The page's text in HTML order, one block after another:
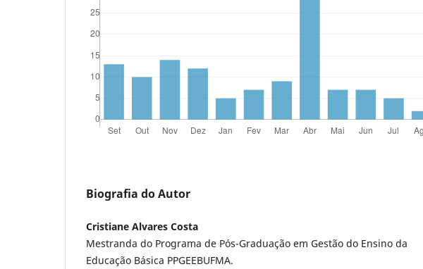
Biografia do Autor
Cristiane Alvares Costa
Mestranda do Programa de Pós-Graduação em Gestão do Ensino da
Educação Básica PPGEEBUFMA.